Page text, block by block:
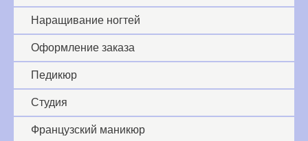
Наращивание ногтей
Оформление заказа
Педикюр
Студия
Французский маникюр